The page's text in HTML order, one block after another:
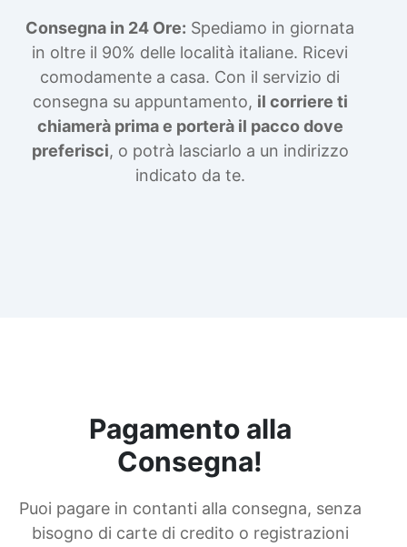
Consegna in 24 Ore: Spediamo in giornata
in oltre il 90% delle località italiane. Ricevi
comodamente a casa. Con il servizio di
consegna su appuntamento, il corriere ti
chiamerà prima e porterà il pacco dove
preferisci, o potrà lasciarlo a un indirizzo
indicato da te.
Pagamento alla
Consegna!
Puoi pagare in contanti alla consegna, senza
bisogno di carte di credito o registrazioni